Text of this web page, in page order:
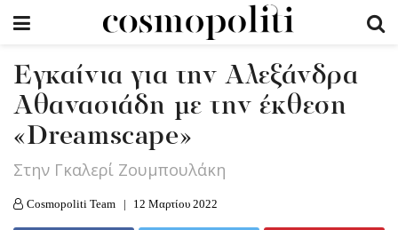
Eγκαίνια για την Αλεξάνδρα
Αθανασιάδη με την έκθεση
«Dreamscape»
Στην Γκαλερί Ζουμπουλάκη
Cosmopoliti Team 12 Μαρτίου 2022